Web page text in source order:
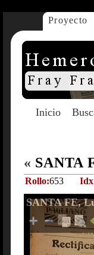
Proyecto
Inicio
« SANTA
Rollo:653
SANTA FE,